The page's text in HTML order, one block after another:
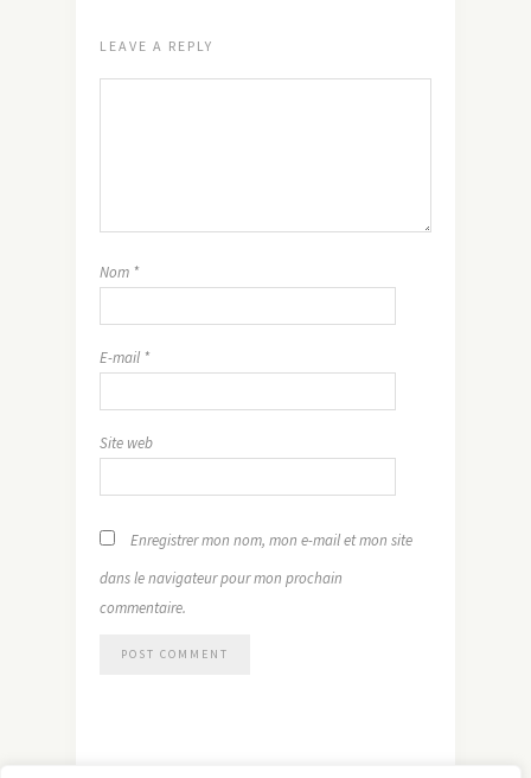
LEAVE A REPLY
Nom *
E-mail *
Site web
Enregistrer mon nom, mon e-mail et mon site
dans le navigateur pour mon prochain
commentaire.